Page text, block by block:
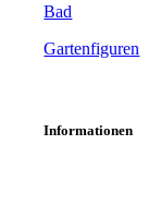
Bad
Gartenfiguren
Informationen